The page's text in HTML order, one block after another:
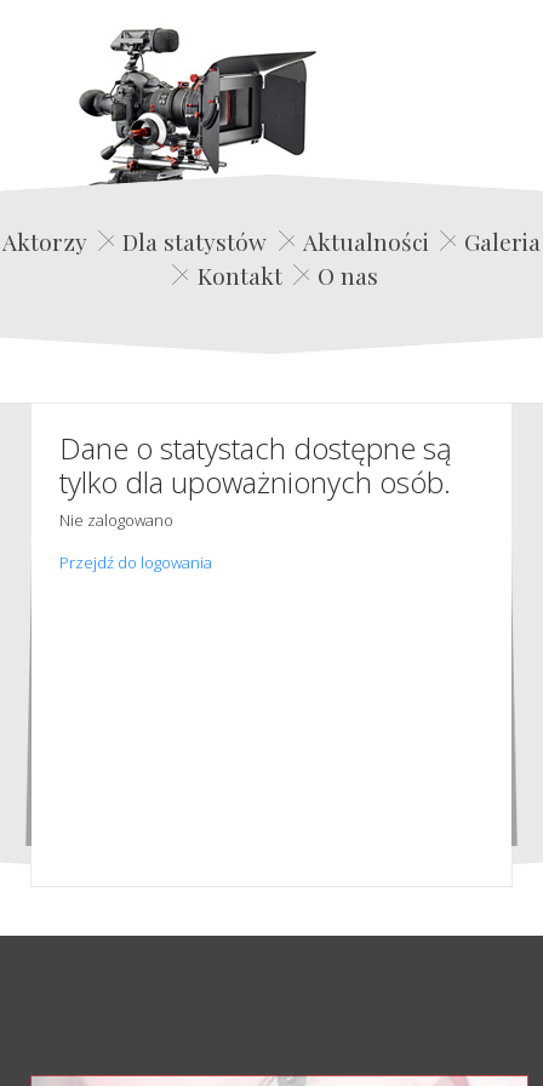
Edwin Film Agencja Aktorska
Aktorzy Dla statystów Aktualności
Galeria
Kontakt
O nas
Dane o statystach dostępne są
tylko dla upoważnionych osób.
Nie zalogowano
Przejdź do logowania